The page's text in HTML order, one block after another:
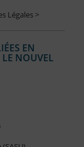
Légales >
EN
NOUVEL